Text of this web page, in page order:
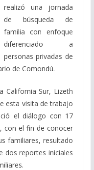
realizó una jornada
de búsqueda de
familia con enfoque
diferenciado a
personas privadas de
de Comondú.
California Sur, Lizeth
esta visita de trabajo
el diálogo con 17
con el fin de conocer
familiares, resultado
dos reportes iniciales